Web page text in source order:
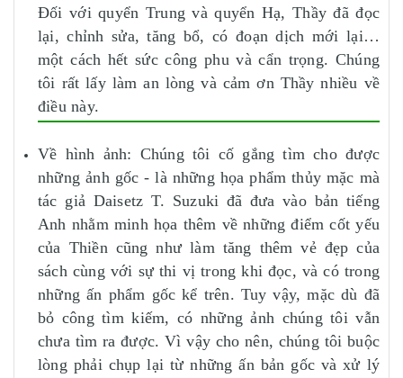
Đối với quyển Trung và quyển Hạ, Thầy đã đọc
lại, chỉnh sửa, tăng bổ, có đoạn dịch mới lại…
một cách hết sức công phu và cẩn trọng. Chúng
tôi rất lấy làm an lòng và cảm ơn Thầy nhiều về
điều này.
Về hình ảnh: Chúng tôi cố gắng tìm cho được
những ảnh gốc - là những họa phẩm thủy mặc mà
tác giả Daisetz T. Suzuki đã đưa vào bản tiếng
Anh nhằm minh họa thêm về những điểm cốt yếu
của Thiền cũng như làm tăng thêm vẻ đẹp của
sách cùng với sự thi vị trong khi đọc, và có trong
những ấn phẩm gốc kể trên. Tuy vậy, mặc dù đã
bỏ công tìm kiếm, có những ảnh chúng tôi vẫn
chưa tìm ra được. Vì vậy cho nên, chúng tôi buộc
lòng phải chụp lại từ những ấn bản gốc và xử lý